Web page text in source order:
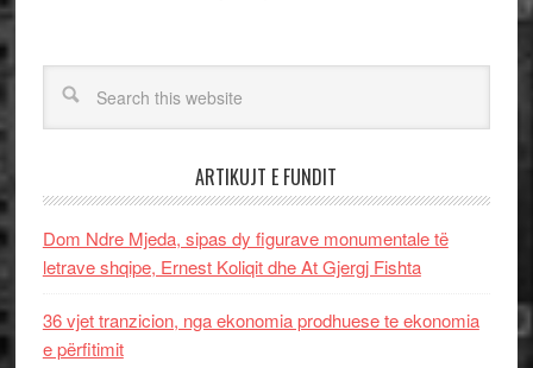
ARTIKUJT E FUNDIT
Dom Ndre Mjeda, sipas dy figurave monumentale të
letrave shqipe, Ernest Koliqit dhe At Gjergj Fishta
36 vjet tranzicion, nga ekonomia prodhuese te ekonomia
e përfitimit